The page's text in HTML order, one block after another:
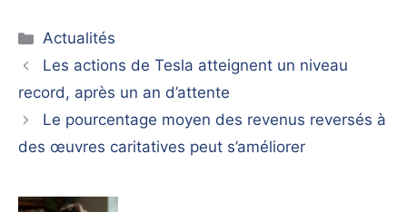
Catégories
Actualités
Les actions de Tesla atteignent un niveau
record, après un an d’attente
Le pourcentage moyen des revenus reversés à
des œuvres caritatives peut s’améliorer